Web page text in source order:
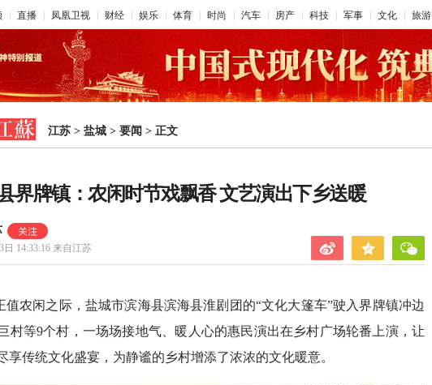
直播 凤凰卫视 财经 娱乐 体育 时尚 汽车 房产 科技 军事 文化 旅游
江苏 > 盐城 > 要闻 > 正文
界牌镇：农闲时节戏飘香 文艺演出下乡送暖
日 14:33:16 来自江苏
值农闲之际，盐城市滨海县滨海县淮剧团的“文化大篷车”驶入界牌镇冲边
村等9个村，一场场接地气、暖人心的惠民演出在乡村广场轮番上演，让
享传统文化盛宴，为静谧的乡村增添了浓浓的文化暖意。